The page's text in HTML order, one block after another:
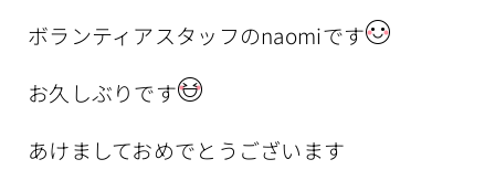
ボランティアスタッフのnaomiです
お久しぶりです
あけましておめでとうございます